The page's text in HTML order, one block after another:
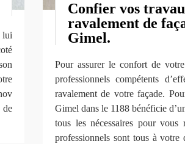
lui
Confier vos
ravalement de
Gimel.
Pour assurer le confort de
professionnels compétents
ravalement de votre façade.
Gimel dans le 1188 bénéficie
tous les nécessaires pour
professionnels sont tous à